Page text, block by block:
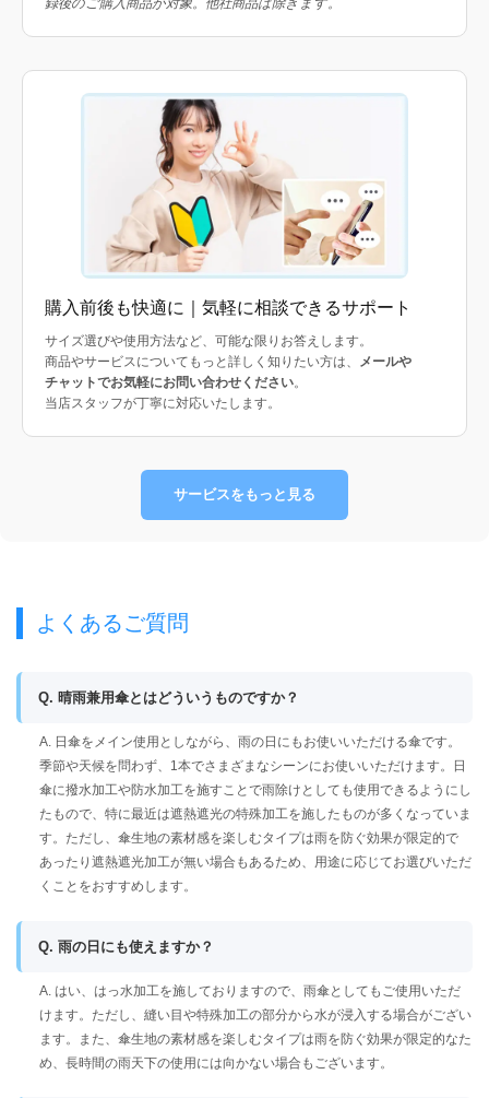
録後のご購入商品が対象。他社商品は除きます。
購入前後も快適に｜気軽に相談できるサポート
サイズ選びや使用方法など、可能な限りお答えします。
商品やサービスについてもっと詳しく知りたい方は、 メールや
チャットでお気軽にお問い合わせください。
当店スタッフが丁寧に対応いたします。
サービスをもっと見る
よくあるご質問
Q. 晴雨兼用傘とはどういうものですか？
A. 日傘をメイン使用としながら、雨の日にもお使いいただける傘です。
季節や天候を問わず、1本でさまざまなシーンにお使いいただけます。日
傘に撥水加工や防水加工を施すことで雨除けとしても使用できるようにし
たもので、特に最近は遮熱遮光の特殊加工を施したものが多くなっていま
す。ただし、傘生地の素材感を楽しむタイプは雨を防ぐ効果が限定的で
あったり遮熱遮光加工が無い場合もあるため、用途に応じてお選びいただ
くことをおすすめします。
Q. 雨の日にも使えますか？
A. はい、はっ水加工を施しておりますので、雨傘としてもご使用いただ
けます。ただし、縫い目や特殊加工の部分から水が浸入する場合がござい
ます。また、傘生地の素材感を楽しむタイプは雨を防ぐ効果が限定的なた
め、長時間の雨天下の使用には向かない場合もございます。